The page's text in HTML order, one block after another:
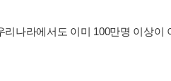
나라에서도 이미 100만명 이상이